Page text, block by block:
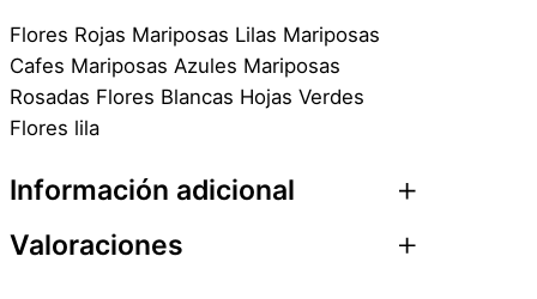
s
e
ñ
o
F
l
o
Flores Rojas Mariposas Lilas Mariposas
Cafes Mariposas Azules Mariposas
Rosadas Flores Blancas Hojas Verdes
Flores lila
Información adicional
Atributos
Valoraciones